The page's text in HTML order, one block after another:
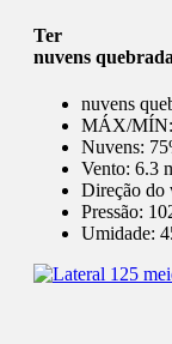
Ter
nuvens
nuvens
MÁX/MÍN:
Nuvens:
Vento: 6.3
Direção do
Pressão:
Umidade: